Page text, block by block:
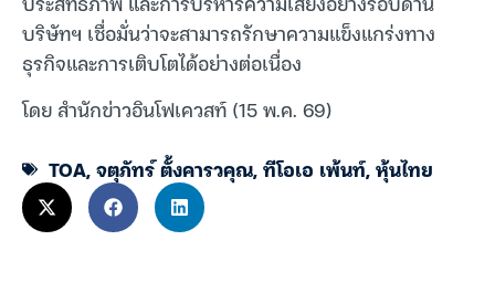
บริษัทฯ เชื่อมั่นว่าจะสามารถรักษาความแข็งแกร่งทาง
ธุรกิจและการเติบโตได้อย่างต่อเนื่อง
โดย สำนักข่าวอินโฟเควสท์ (15 พ.ค. 69)
TOA,จตุภัทร์ ตั้งคารวคุณ,ทีโอเอ เพ้นท์,หุ้นไทย